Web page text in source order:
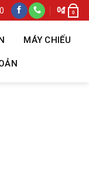
0₫ 0
MÁY CHIẾU